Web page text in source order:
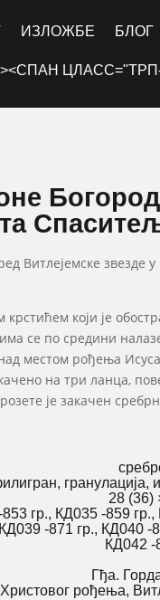
ИЗЛОЖБЕ БЛОГ
Витлејемске звезде
крстићем који је
се по средини
местом рођења
на три ланца,
је закачен
гранулација,
28 (36)
гр., КД035 -859
-871 гр., КД040 -
КД042 -
Гђа.
рођења,